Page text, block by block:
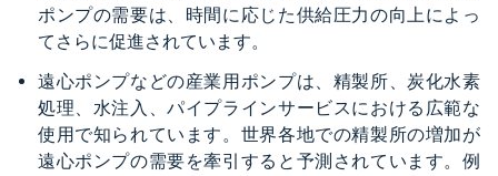
ポンプの需要は、時間に応じた供給圧力の向上によっ
てさらに促進されています。
遠心ポンプなどの産業用ポンプは、精製所、炭化水素
処理、水注入、パイプラインサービスにおける広範な
使用で知られています。世界各地での精製所の増加が
遠心ポンプの需要を牽引すると予測されています。例